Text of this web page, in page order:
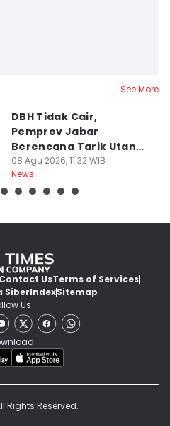
See More
DBH Tidak Cair,
Pemprov Jabar
Berencana Tarik Utang
Rp3,4 Triliun
08 Agu 2026, 11:32 WIB
News
Contact UsTerms of Services
SiberIndexSitemap
Us
Rights Reserved.